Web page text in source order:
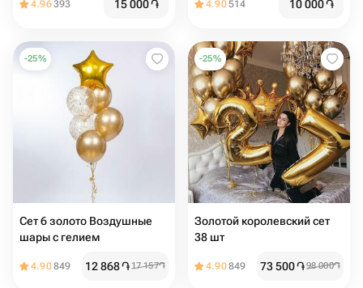
4.96393 15 000֏ 4.90514 10 000֏
-25%
Сет 6 золото Воздушные
шары с гелием
4.90849 12 868֏17 157֏
-25%
Золотой королевский сет
38 шт
4.90849 73 500֏98 000֏